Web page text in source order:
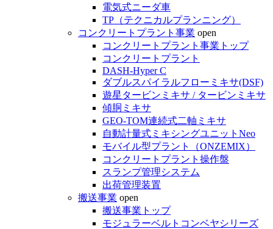
電気式ニーダ車
TP（テクニカルプランニング）
コンクリートプラント事業 open
コンクリートプラント事業トップ
コンクリートプラント
DASH-Hyper C
ダブルスパイラルフローミキサ(DSF)
遊星タービンミキサ / タービンミキサ
傾胴ミキサ
GEO-TOM連続式二軸ミキサ
自動計量式ミキシングユニットNeo
モバイル型プラント（ONZEMIX）
コンクリートプラント操作盤
スランプ管理システム
出荷管理装置
搬送事業 open
搬送事業トップ
モジュラーベルトコンベヤシリーズ